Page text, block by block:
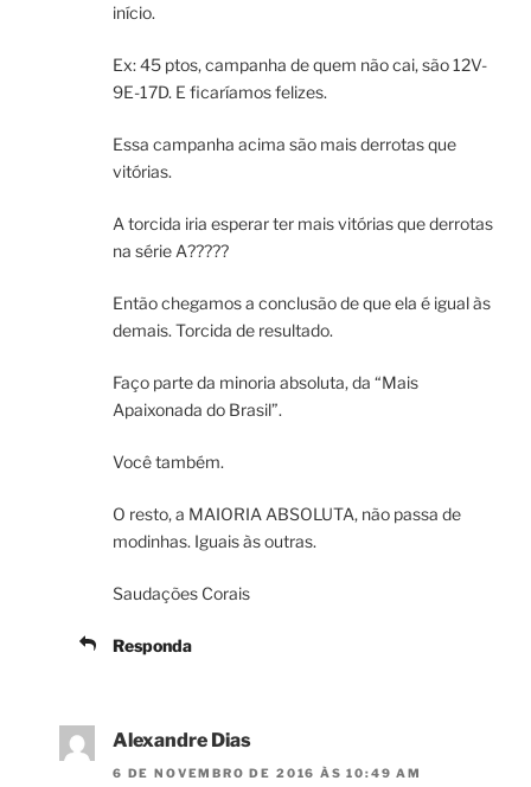
início.
Ex: 45 ptos, campanha de quem não cai, são 12V-
9E-17D. E ficaríamos felizes.
Essa campanha acima são mais derrotas que
vitórias.
A torcida iria esperar ter mais vitórias que derrotas
na série A?????
Então chegamos a conclusão de que ela é igual às
demais. Torcida de resultado.
Faço parte da minoria absoluta, da “Mais
Apaixonada do Brasil”.
Você também.
O resto, a MAIORIA ABSOLUTA, não passa de
modinhas. Iguais às outras.
Saudações Corais
Responda
Alexandre Dias
6 DE NOVEMBRO DE 2016 ÀS 10:49 AM